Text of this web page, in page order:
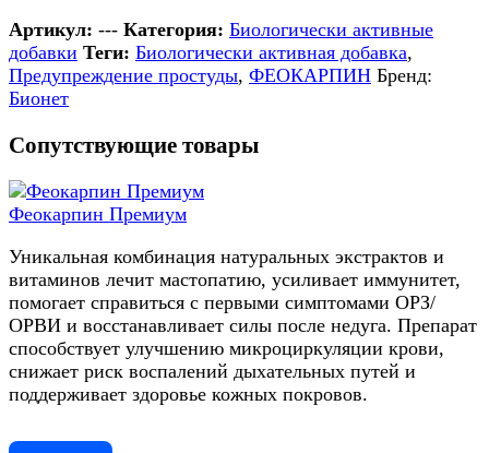
Артикул: --- Категория: Биологически активные
добавки Теги: Биологически активная добавка,
Предупреждение простуды, ФЕОКАРПИН Бренд:
Бионет
Сопутствующие товары
Феокарпин Премиум
Уникальная комбинация натуральных экстрактов и
витаминов лечит мастопатию, усиливает иммунитет,
помогает справиться с первыми симптомами ОРЗ/
ОРВИ и восстанавливает силы после недуга. Препарат
способствует улучшению микроциркуляции крови,
снижает риск воспалений дыхательных путей и
поддерживает здоровье кожных покровов.